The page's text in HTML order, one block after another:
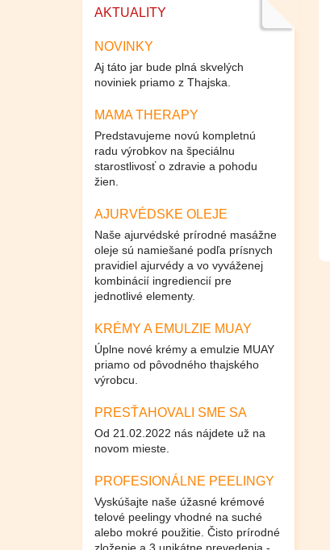
AKTUALITY
NOVINKY
Aj táto jar bude plná skvelých
noviniek priamo z Thajska.
MAMA THERAPY
Predstavujeme novú kompletnú
radu výrobkov na špeciálnu
starostlivosť o zdravie a pohodu
žien.
AJURVÉDSKE OLEJE
Naše ajurvédské prírodné masážne
oleje sú namiešané podľa prísnych
pravidiel ajurvédy a vo vyváženej
kombinácií ingrediencií pre
jednotlivé elementy.
KRÉMY A EMULZIE MUAY
Úplne nové krémy a emulzie MUAY
priamo od pôvodného thajského
výrobcu.
PRESŤAHOVALI SME SA
Od 21.02.2022 nás nájdete už na
novom mieste.
PROFESIONÁLNE PEELINGY
Vyskúšajte naše úžasné krémové
telové peelingy vhodné na suché
alebo mokré použitie. Čisto prírodné
zloženie a 3 unikátne prevedenia -